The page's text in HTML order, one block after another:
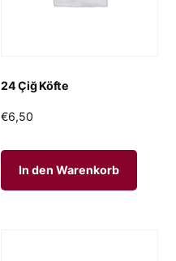
24 Çiğ Köfte
€6,50
In den Warenkorb